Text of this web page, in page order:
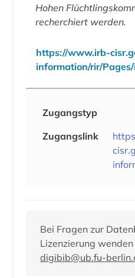
Hohen
recherchiert werden.
https://www.irb-
information/rir/
Zugangstyp
Zugangslink
Bei Fragen zur
Lizenzierung
digibib@ub.fu-